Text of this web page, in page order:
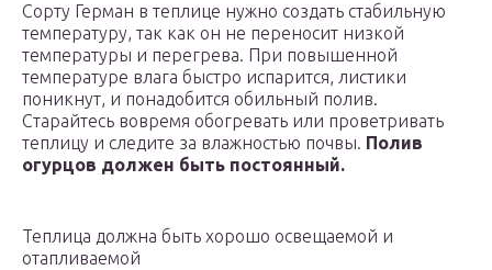
Сорту Герман в теплице нужно создать стабильную
температуру, так как он не переносит низкой
температуры и перегрева. При повышенной
температуре влага быстро испарится, листики
поникнут, и понадобится обильный полив.
Старайтесь вовремя обогревать или проветривать
теплицу и следите за влажностью почвы. Полив
огурцов должен быть постоянный.
Теплица должна быть хорошо освещаемой и
отапливаемой